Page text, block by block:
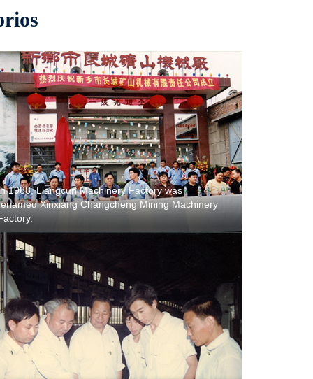
1988, Liangcun Machinery Factory was
Xinxiang Changcheng Mining Machinery